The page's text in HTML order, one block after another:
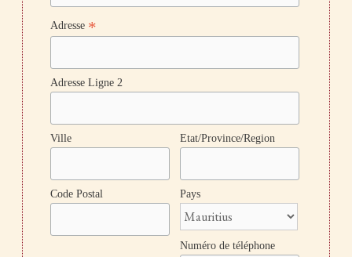
Adresse *
Adresse Ligne 2
Ville Etat/Province/Region
Code Postal Pays
Numéro de téléphone